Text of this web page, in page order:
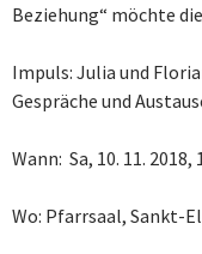
Beziehung“ möchte
Impuls: Julia und
Gespräche und
Wann: Sa, 10. 11. 2018,
Wo: Pfarrsaal, Sankt-